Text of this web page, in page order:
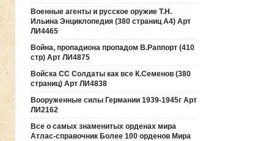
Военные агенты и русское оружие Т.Н.
Ильина Энциклопедия (380 страниц А4) Арт
ЛИ4465
Война, пропадиона пропадом В.Раппорт (410
стр) Арт ЛИ4875
Войска СС Солдаты как все К.Семенов (380
страниц) Арт ЛИ4838
Вооруженные силы Германии 1939-1945г Арт
ЛИ2162
Все о самых знаменитых орденах мира
Атлас-справочник Более 100 орденов Мира